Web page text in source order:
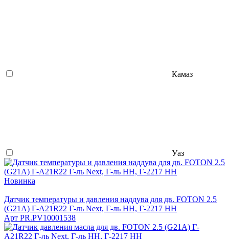
Камаз
Уаз
Новинка
Датчик температуры и давления наддува для дв. FOTON 2.5
(G21A) Г-А21R22 Г-ль Next, Г-ль НН, Г-2217 НН
Арт PR.PV10001538